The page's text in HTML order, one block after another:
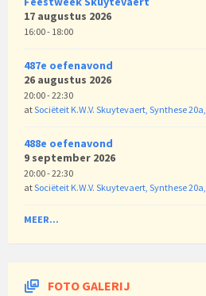
17 augustus 2026
16:00 - 18:00
487e oefenavond
26 augustus 2026
20:00 - 22:30
atSociëteit K.W.V. Skuytevaert, Synthese
488e oefenavond
9 september 2026
20:00 - 22:30
atSociëteit K.W.V. Skuytevaert, Synthese
MEER...
FOTO GALERIJ